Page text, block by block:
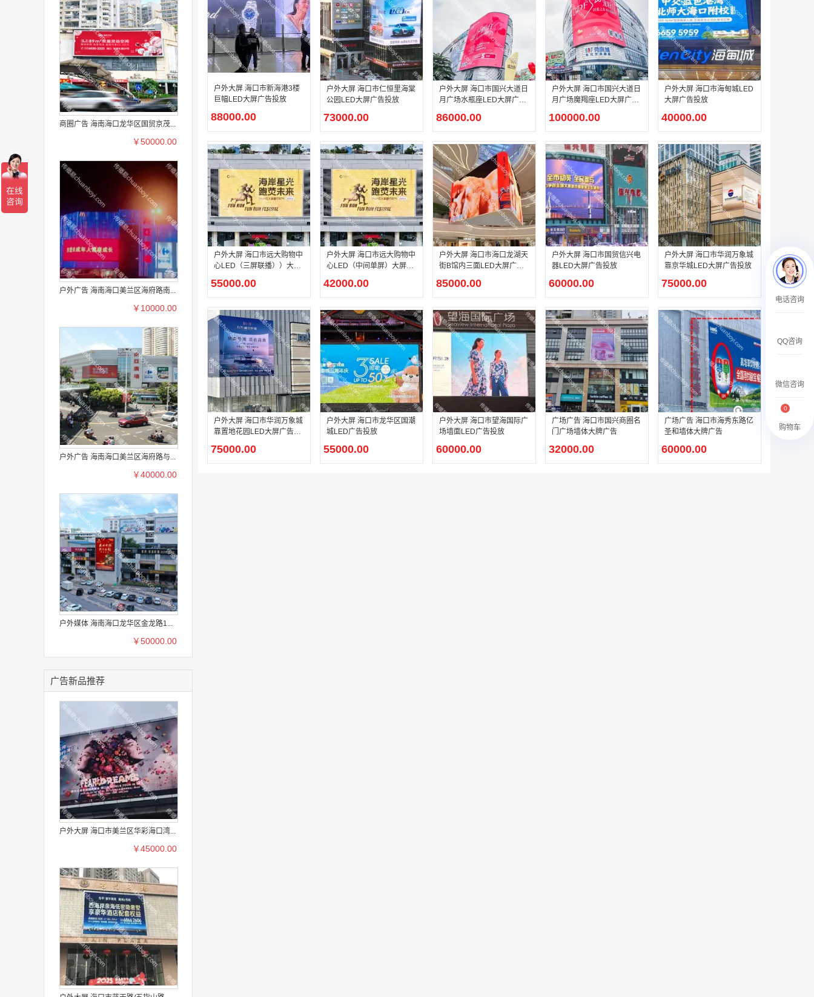
香港有轨双层旅游巴士车身广告
￥25300.00
香港签名广告有轨双层巴士车身广告
￥27600.00
商圈广告 海南海口龙华区国贸京茂...
￥50000.00
户外广告 海南海口美兰区海府路南...
￥10000.00
户外广告 海南海口美兰区海府路与...
￥40000.00
户外媒体 海南海口龙华区金龙路1...
￥50000.00
广告新品推荐
户外大屏 海口市美兰区华彩海口湾...
￥45000.00
户外大屏 海口市新海港3楼
巨幅LED大屏广告投放
88000.00
户外大屏 海口市仁恒里海棠
公园LED大屏广告投放
73000.00
户外大屏 海口市国兴大道日
月广场水瓶座LED大屏广告
86000.00
户外大屏 海口市国兴大道日
月广场魔羯座LED大屏广告
100000.00
户外大屏 海口市海甸城LED
大屏广告投放
40000.00
户外大屏 海口市远大购物中
心LED（三屏联播））大屏
55000.00
户外大屏 海口市远大购物中
心LED（中间单屏）大屏广
42000.00
户外大屏 海口市海口龙湖天
街B馆内三面LED大屏广告
85000.00
户外大屏 海口市国贸信兴电
器LED大屏广告投放
60000.00
户外大屏 海口市华润万象城
靠京华城LED大屏广告投放
75000.00
户外大屏 海口市华润万象城
靠置地花园LED大屏广告投
75000.00
户外大屏 海口市龙华区国潮
城LED广告投放
55000.00
户外大屏 海口市望海国际广
场墙面LED广告投放
60000.00
广场广告 海口市国兴商圈名
门广场墙体大牌广告
32000.00
广场广告 海口市海秀东路亿
圣和墙体大牌广告
60000.00
电话咨询
QQ咨询
微信咨询
购物车
0